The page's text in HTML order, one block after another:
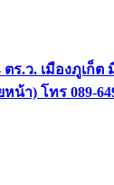
ร.ว. เมืองภูเก็ต
า) โทร 089-